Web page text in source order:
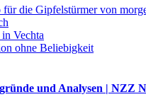
die Gipfelstürmer von
Vechta
ohne Beliebigkeit
und Analysen | NZZ